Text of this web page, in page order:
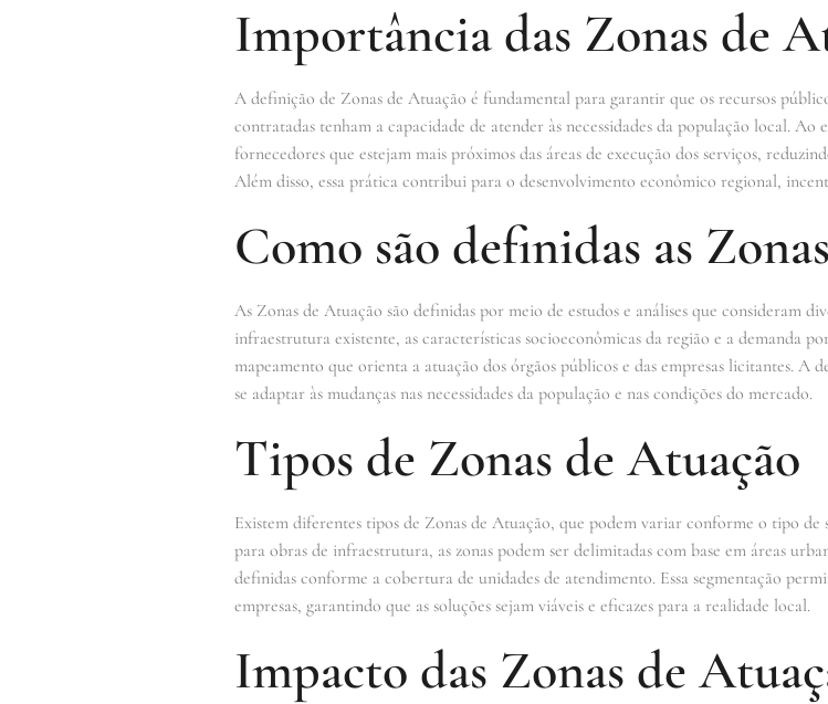
Importância das Zonas de
A definição de Zonas de Atuação é fundamental para garantir que os recursos
contratadas tenham a capacidade de atender às necessidades da população local. Ao
fornecedores que estejam mais próximos das áreas de execução dos serviços,
Além disso, essa prática contribui para o desenvolvimento econômico regional,
Como são definidas as
As Zonas de Atuação são definidas por meio de estudos e análises que consideram
infraestrutura existente, as características socioeconômicas da região e a demanda
mapeamento que orienta a atuação dos órgãos públicos e das empresas licitantes. A
se adaptar às mudanças nas necessidades da população e nas condições do mercado.
Tipos de Zonas de Atuação
Existem diferentes tipos de Zonas de Atuação, que podem variar conforme o tipo
para obras de infraestrutura, as zonas podem ser delimitadas com base em áreas
definidas conforme a cobertura de unidades de atendimento. Essa segmentação
empresas, garantindo que as soluções sejam viáveis e eficazes para a realidade local.
Impacto das Zonas de